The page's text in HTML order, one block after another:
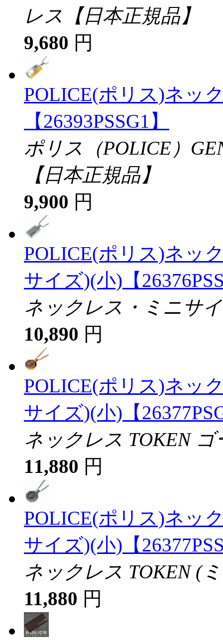
レス【日本正規品】
9,680 円
POLICE(ポリス)ネッ
【26393PSSG1】
ポリス（POLICE）
【日本正規品】
9,900 円
POLICE(ポリス)ネッ
サイズ)(小)【
ネックレス・ミニサ
10,890 円
POLICE(ポリス)ネッ
サイズ)(小)【
ネックレス TOKEN
11,880 円
POLICE(ポリス)ネッ
サイズ)(小)【
ネックレス TOKEN (
11,880 円